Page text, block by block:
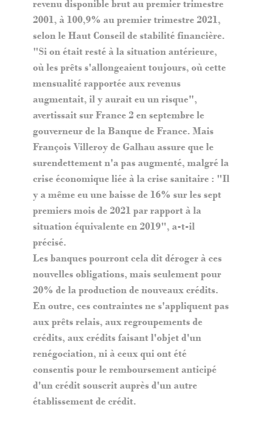
revenu disponible brut au premier trimestre
2001, à 100,9% au premier trimestre 2021,
selon le Haut Conseil de stabilité financière.
"Si on était resté à la situation antérieure,
où les prêts s'allongeaient toujours, où cette
mensualité rapportée aux revenus
augmentait, il y aurait eu un risque",
avertissait sur France 2 en septembre le
gouverneur de la Banque de France. Mais
François Villeroy de Galhau assure que le
surendettement n'a pas augmenté, malgré la
crise économique liée à la crise sanitaire : "Il
y a même eu une baisse de 16% sur les sept
premiers mois de 2021 par rapport à la
situation équivalente en 2019", a-t-il
précisé.
Les banques pourront cela dit déroger à ces
nouvelles obligations, mais seulement pour
20% de la production de nouveaux crédits.
En outre, ces contraintes ne s'appliquent pas
aux prêts relais, aux regroupements de
crédits, aux crédits faisant l'objet d'un
renégociation, ni à ceux qui ont été
consentis pour le remboursement anticipé
d'un crédit souscrit auprès d'un autre
établissement de crédit.